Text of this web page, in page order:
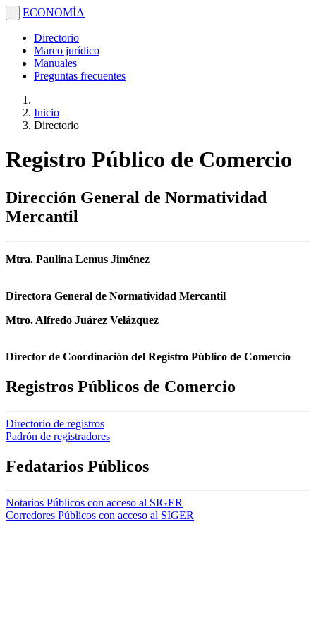
. ECONOMÍA
Directorio
Marco jurídico
Manuales
Preguntas frecuentes
Inicio
Directorio
Registro Público de Comercio
Dirección General de Normatividad
Mercantil
Mtra. Paulina Lemus Jiménez
Directora General de Normatividad Mercantil
Mtro. Alfredo Juárez Velázquez
Director de Coordinación del Registro Público de Comercio
Registros Públicos de Comercio
Directorio de registros
Padrón de registradores
Fedatarios Públicos
Notarios Públicos con acceso al SIGER
Corredores Públicos con acceso al SIGER